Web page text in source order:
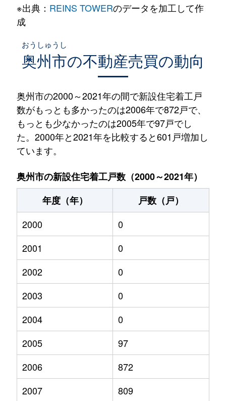
※出典： REINS TOWERのデータを加工して作
成
奥州市
おうしゅうし
の不動産売買の動向
奥州市の2000～2021年の間で新設住宅着工戸
数がもっとも多かったのは2006年で872戸で、
もっとも少なかったのは2005年で97戸でし
た。2000年と2021年を比較すると601戸増加し
ています。
奥州市の新設住宅着工戸数（2000～2021年）
年度（年）
戸数（戸）
2000
0
2001
0
2002
0
2003
0
2004
0
2005
97
2006
872
2007
809